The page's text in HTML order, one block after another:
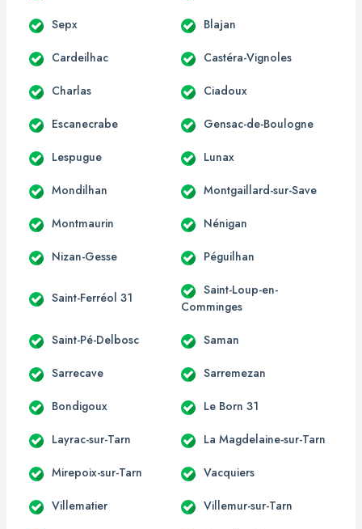
Sepx Blajan
Cardeilhac Castéra-Vignoles
Charlas Ciadoux
Escanecrabe Gensac-de-Boulogne
Lespugue Lunax
Mondilhan Montgaillard-sur-Save
Montmaurin Nénigan
Nizan-Gesse Péguilhan
Saint-Ferréol 31
Saint-Loup-en-
Comminges
Saint-Pé-Delbosc Saman
Sarrecave Sarremezan
Bondigoux Le Born 31
Layrac-sur-Tarn La Magdelaine-sur-Tarn
Mirepoix-sur-Tarn Vacquiers
Villematier Villemur-sur-Tarn